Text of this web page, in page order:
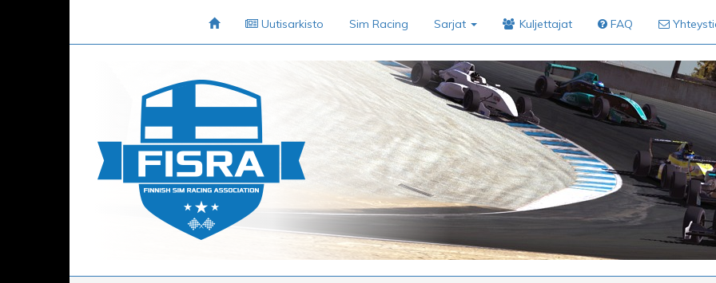
Uutisarkisto Sim Racing Sarjat Kuljettajat FAQ